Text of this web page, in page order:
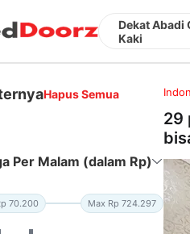
Dekat Abadi
Kaki
Hapus Semua
Per Malam (dalam Rp)
70.200 Max Rp 724.297
29